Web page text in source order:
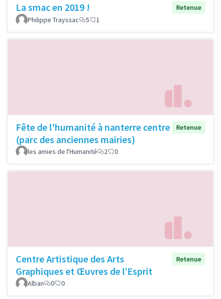
La smac en 2019 !
Retenue
Philippe Trayssac
5 1
Fête de l'humanité à nanterre centre
(parc des anciennes mairies)
Retenue
les amies de l'Humanité 2 0
Centre Artistique des Arts
Graphiques et Œuvres de l’Esprit
Retenue
Alban 0 0